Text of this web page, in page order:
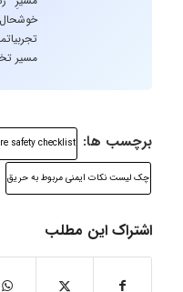
مسیر
برچسب ها: safety checklist
چک لیست نکات ایمنی مربوط به حریق
اشتراک این مطلب